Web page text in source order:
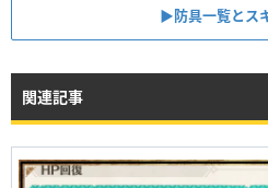
▶︎防具一覧とス
関連記事